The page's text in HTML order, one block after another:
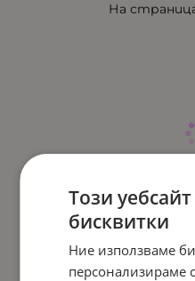
На
Този
бисквитки
Ние използваме
персонализираме